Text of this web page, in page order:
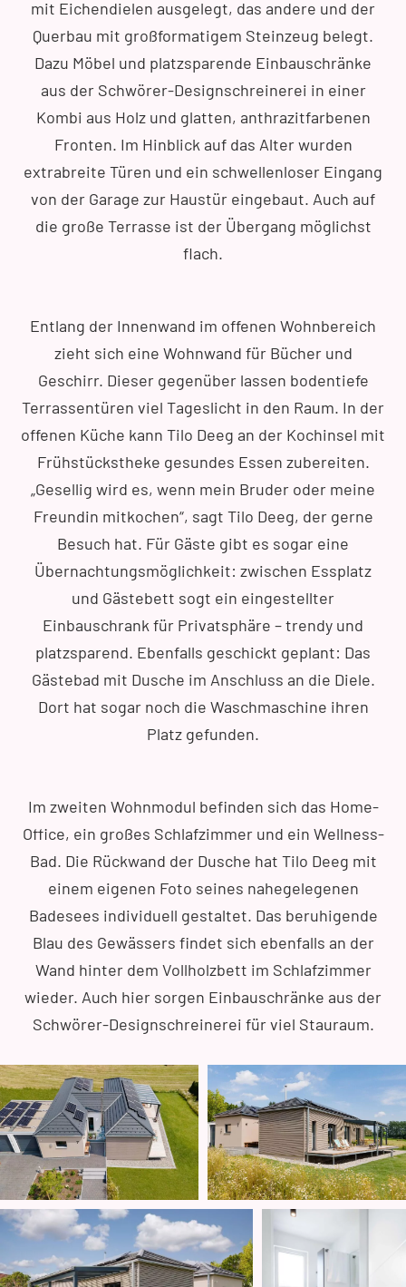
mit Eichendielen ausgelegt, das andere und der
Querbau mit großformatigem Steinzeug belegt.
Dazu Möbel und platzsparende Einbauschränke
aus der Schwörer-Designschreinerei in einer
Kombi aus Holz und glatten, anthrazitfarbenen
Fronten. Im Hinblick auf das Alter wurden
extrabreite Türen und ein schwellenloser Eingang
von der Garage zur Haustür eingebaut. Auch auf
die große Terrasse ist der Übergang möglichst
flach.
Entlang der Innenwand im offenen Wohnbereich
zieht sich eine Wohnwand für Bücher und
Geschirr. Dieser gegenüber lassen bodentiefe
Terrassentüren viel Tageslicht in den Raum. In der
offenen Küche kann Tilo Deeg an der Kochinsel mit
Frühstückstheke gesundes Essen zubereiten.
„Gesellig wird es, wenn mein Bruder oder meine
Freundin mitkochen“, sagt Tilo Deeg, der gerne
Besuch hat. Für Gäste gibt es sogar eine
Übernachtungsmöglichkeit: zwischen Essplatz
und Gästebett sogt ein eingestellter
Einbauschrank für Privatsphäre – trendy und
platzsparend. Ebenfalls geschickt geplant: Das
Gästebad mit Dusche im Anschluss an die Diele.
Dort hat sogar noch die Waschmaschine ihren
Platz gefunden.
Im zweiten Wohnmodul befinden sich das Home-
Office, ein großes Schlafzimmer und ein Wellness-
Bad. Die Rückwand der Dusche hat Tilo Deeg mit
einem eigenen Foto seines nahegelegenen
Badesees individuell gestaltet. Das beruhigende
Blau des Gewässers findet sich ebenfalls an der
Wand hinter dem Vollholzbett im Schlafzimmer
wieder. Auch hier sorgen Einbauschränke aus der
Schwörer-Designschreinerei für viel Stauraum.